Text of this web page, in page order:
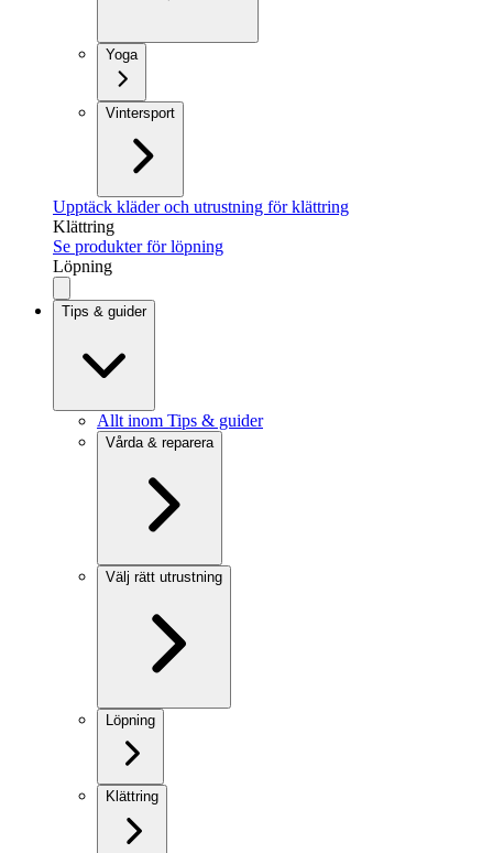
Yoga
Vintersport
Upptäck kläder och utrustning för klättring
Klättring
Se produkter för löpning
Löpning
Tips & guider
Allt inom Tips & guider
Vårda & reparera
Välj rätt utrustning
Löpning
Klättring